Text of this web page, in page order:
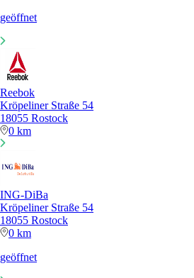
geöffnet
Reebok
Kröpeliner Straße 54
18055 Rostock
0 km
ING-DiBa
Kröpeliner Straße 54
18055 Rostock
0 km
geöffnet